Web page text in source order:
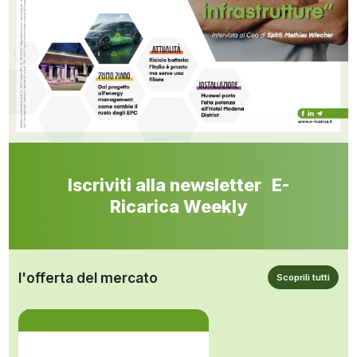
Iscriviti alla newsletter E-
Ricarica Weekly
l'offerta del mercato Scoprili tutti